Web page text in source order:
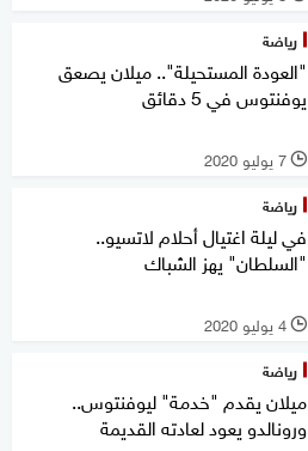
رياضة
"العودة المستحيلة".. ميلان يصعق
يوفنتوس في 5 دقائق
l 7 يوليو 2020
رياضة
في ليلة اغتيال أحلام لاتسيو..
"السلطان" يهز الشباك
l 4 يوليو 2020
رياضة
ميلان يقدم "خدمة" ليوفنتوس..
ورونالدو يعود لعادته القديمة